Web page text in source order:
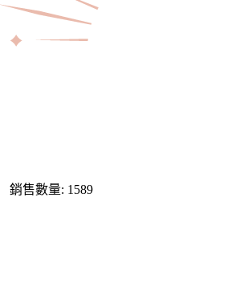
銷售數量: 1589